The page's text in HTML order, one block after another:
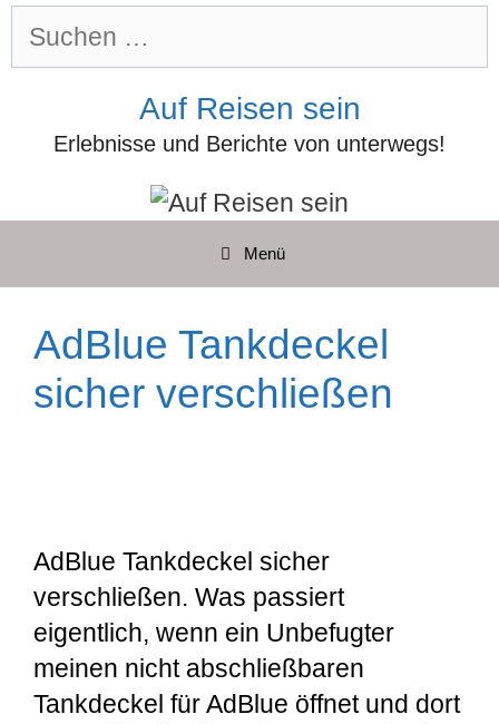
Zum
Inhalt
Suchen
Auf Reisen sein
Erlebnisse und Berichte von unterwegs!
Menü
AdBlue Tankdeckel
sicher verschließen
AdBlue Tankdeckel sicher
verschließen. Was passiert
eigentlich, wenn ein Unbefugter
meinen nicht abschließbaren
Tankdeckel für AdBlue öffnet und dort